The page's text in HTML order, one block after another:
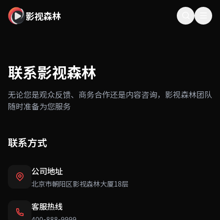
影视森林
联系影视森林
无论您是观众反馈、商务合作还是内容咨询，影视森林团队
随时准备为您服务
联系方式
公司地址
北京市朝阳区影视森林大厦18层
客服热线